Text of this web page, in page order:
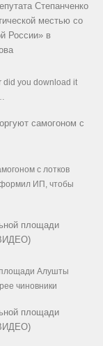
Степанченко
местью со
России» в
did you download it
самогоном с
с лотков
ИП, чтобы
площади
площади Алушты
чиновники
площади